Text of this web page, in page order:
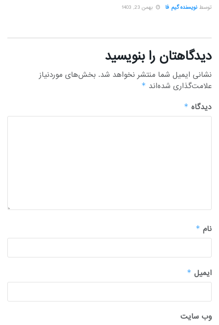
توسط نویسنده گیم فا بهمن 23, 1403
دیدگاهتان را بنویسید
نشانی ایمیل شما منتشر نخواهد شد. بخش‌های موردنیاز
علامت‌گذاری شده‌اند *
دیدگاه *
نام *
ایمیل *
وب‌ سایت